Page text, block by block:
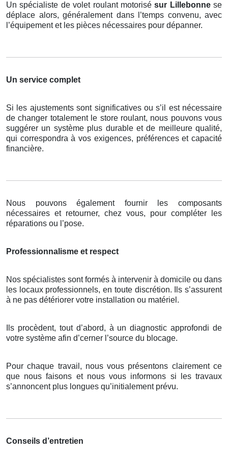
Un spécialiste de volet roulant motorisésur Lillebonne se
déplace alors, généralement dans l’temps convenu, avec
l’équipement et les pièces nécessaires pour dépanner.
Un service complet
Si les ajustements sont significatives ou s’il est nécessaire
de changer totalement le store roulant, nous pouvons vous
suggérer un système plus durable et de meilleure qualité,
qui correspondra à vos exigences, préférences et capacité
financière.
Nous pouvons également fournir les composants
nécessaires et retourner, chez vous, pour compléter les
réparations ou l’pose.
Professionnalisme et respect
Nos spécialistes sont formés à intervenir à domicile ou dans
les locaux professionnels, en toute discrétion. Ils s’assurent
à ne pas détériorer votre installation ou matériel.
Ils procèdent, tout d’abord, à un diagnostic approfondi de
votre système afin d’cerner l’source du blocage.
Pour chaque travail, nous vous présentons clairement ce
que nous faisons et nous vous informons si les travaux
s’annoncent plus longues qu’initialement prévu.
Conseils d’entretien